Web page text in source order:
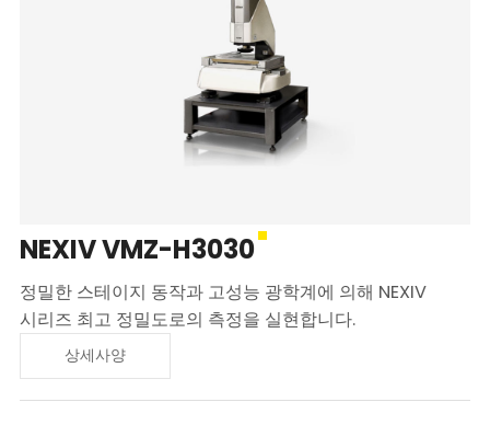
NEXIV VMZ-H3030
정밀한 스테이지 동작과 고성능 광학계에 의해 NEXIV
시리즈 최고 정밀도로의 측정을 실현합니다.
상세사양